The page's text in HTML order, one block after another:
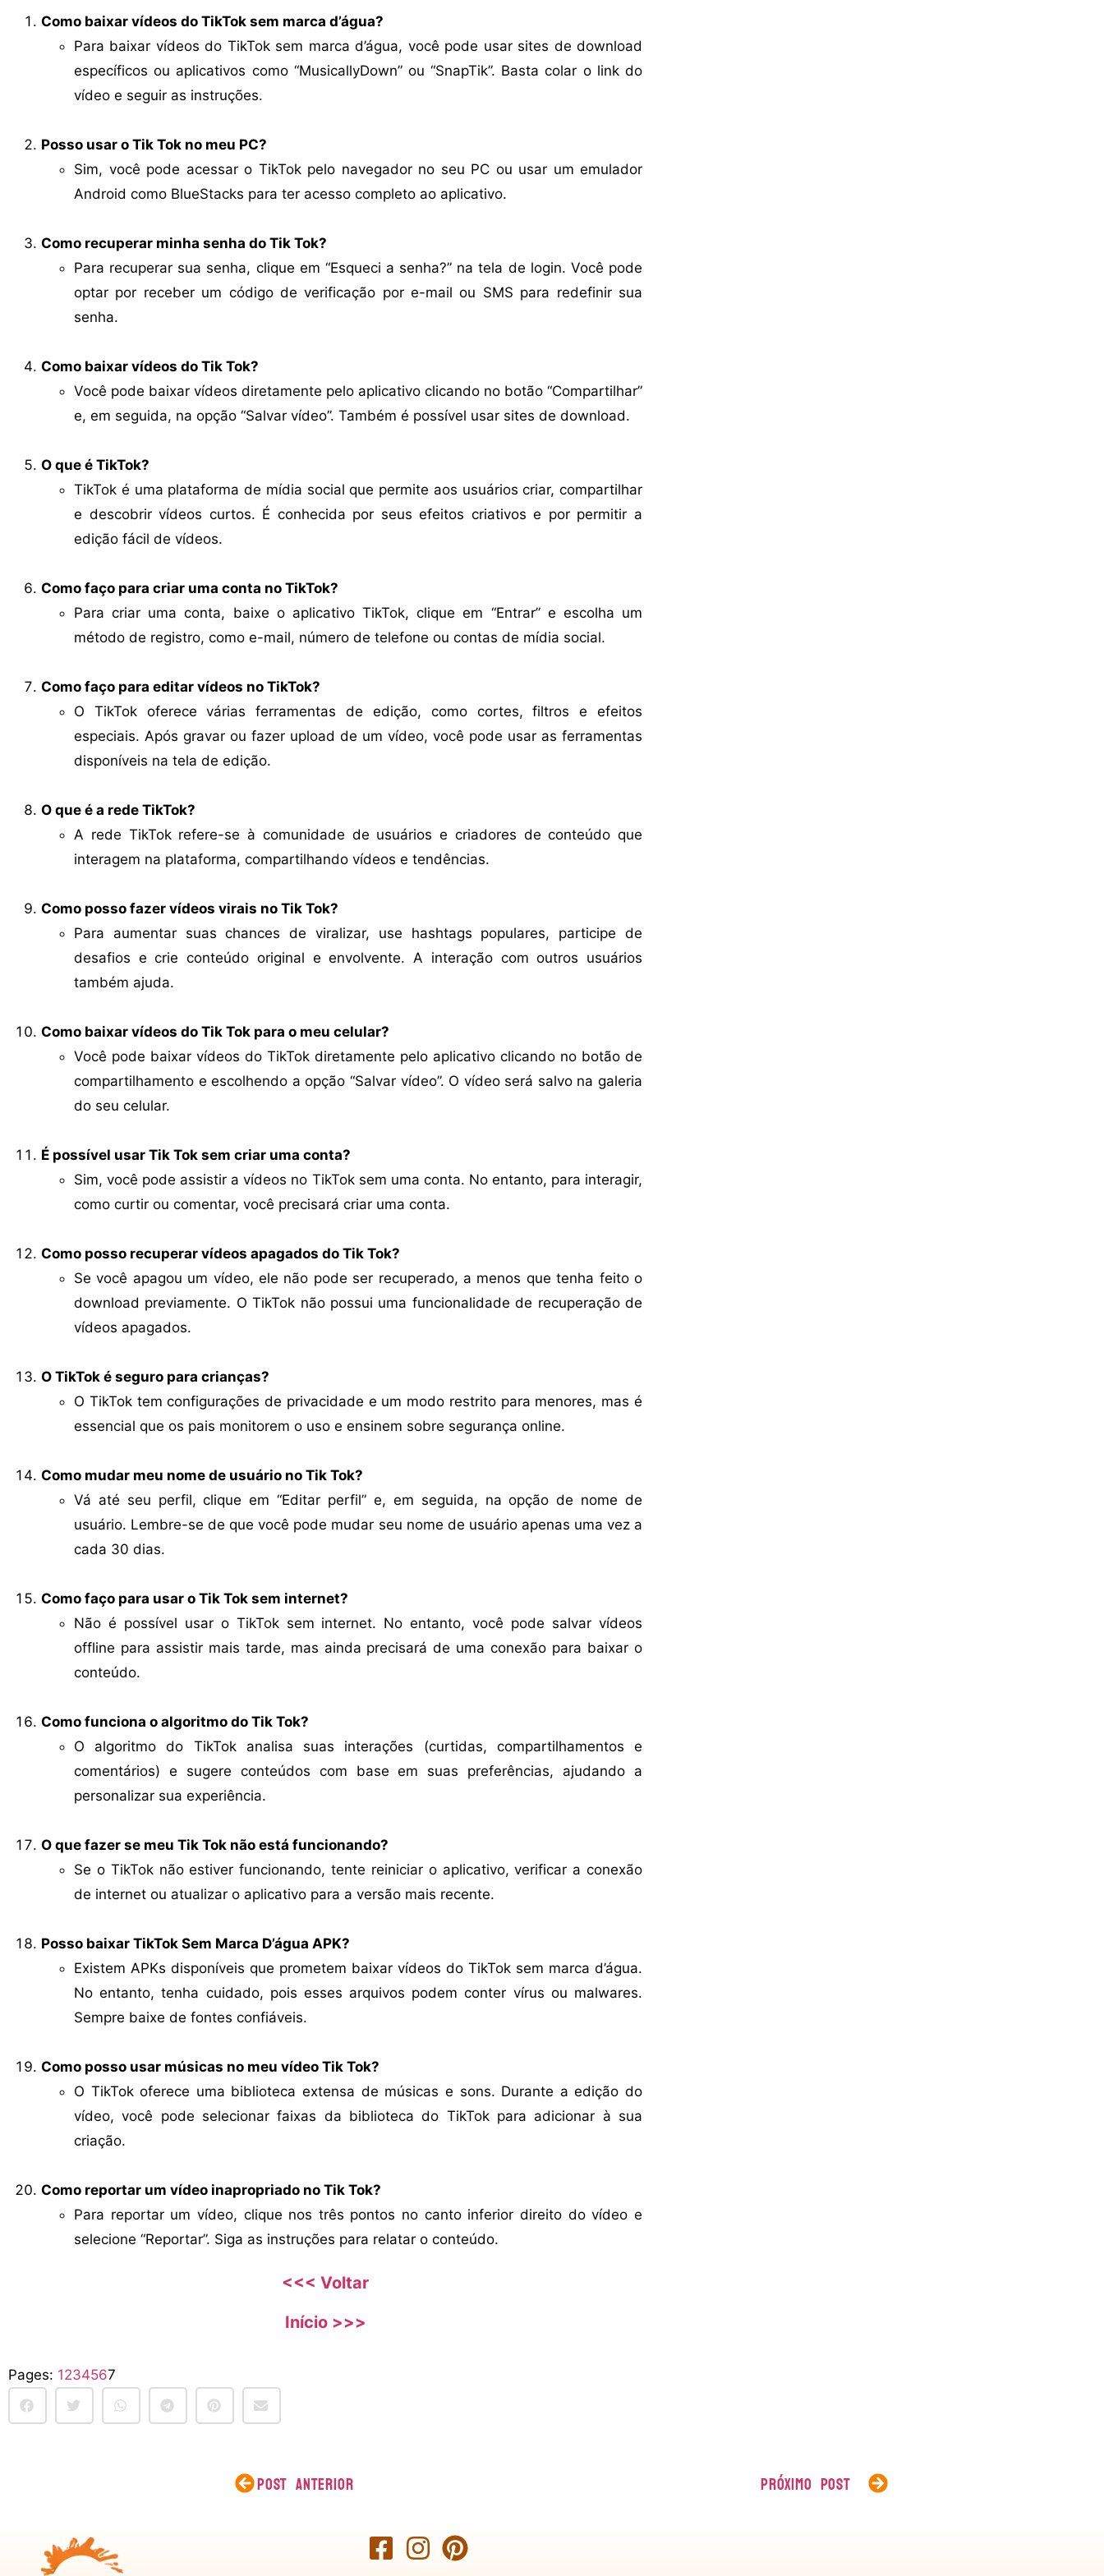
Como baixar vídeos do TikTok sem marca d’água?
Para baixar vídeos do TikTok sem marca d’água, você pode usar sites de download
específicos ou aplicativos como “MusicallyDown” ou “SnapTik”. Basta colar o link do
vídeo e seguir as instruções.
Posso usar o Tik Tok no meu PC?
Sim, você pode acessar o TikTok pelo navegador no seu PC ou usar um emulador
Android como BlueStacks para ter acesso completo ao aplicativo.
Como recuperar minha senha do Tik Tok?
Para recuperar sua senha, clique em “Esqueci a senha?” na tela de login. Você pode
optar por receber um código de verificação por e-mail ou SMS para redefinir sua
senha.
Como baixar vídeos do Tik Tok?
Você pode baixar vídeos diretamente pelo aplicativo clicando no botão “Compartilhar”
e, em seguida, na opção “Salvar vídeo”. Também é possível usar sites de download.
O que é TikTok?
TikTok é uma plataforma de mídia social que permite aos usuários criar, compartilhar
e descobrir vídeos curtos. É conhecida por seus efeitos criativos e por permitir a
edição fácil de vídeos.
Como faço para criar uma conta no TikTok?
Para criar uma conta, baixe o aplicativo TikTok, clique em “Entrar” e escolha um
método de registro, como e-mail, número de telefone ou contas de mídia social.
Como faço para editar vídeos no TikTok?
O TikTok oferece várias ferramentas de edição, como cortes, filtros e efeitos
especiais. Após gravar ou fazer upload de um vídeo, você pode usar as ferramentas
disponíveis na tela de edição.
O que é a rede TikTok?
A rede TikTok refere-se à comunidade de usuários e criadores de conteúdo que
interagem na plataforma, compartilhando vídeos e tendências.
Como posso fazer vídeos virais no Tik Tok?
Para aumentar suas chances de viralizar, use hashtags populares, participe de
desafios e crie conteúdo original e envolvente. A interação com outros usuários
também ajuda.
Como baixar vídeos do Tik Tok para o meu celular?
Você pode baixar vídeos do TikTok diretamente pelo aplicativo clicando no botão de
compartilhamento e escolhendo a opção “Salvar vídeo”. O vídeo será salvo na galeria
do seu celular.
É possível usar Tik Tok sem criar uma conta?
Sim, você pode assistir a vídeos no TikTok sem uma conta. No entanto, para interagir,
como curtir ou comentar, você precisará criar uma conta.
Como posso recuperar vídeos apagados do Tik Tok?
Se você apagou um vídeo, ele não pode ser recuperado, a menos que tenha feito o
download previamente. O TikTok não possui uma funcionalidade de recuperação de
vídeos apagados.
O TikTok é seguro para crianças?
O TikTok tem configurações de privacidade e um modo restrito para menores, mas é
essencial que os pais monitorem o uso e ensinem sobre segurança online.
Como mudar meu nome de usuário no Tik Tok?
Vá até seu perfil, clique em “Editar perfil” e, em seguida, na opção de nome de
usuário. Lembre-se de que você pode mudar seu nome de usuário apenas uma vez a
cada 30 dias.
Como faço para usar o Tik Tok sem internet?
Não é possível usar o TikTok sem internet. No entanto, você pode salvar vídeos
offline para assistir mais tarde, mas ainda precisará de uma conexão para baixar o
conteúdo.
Como funciona o algoritmo do Tik Tok?
O algoritmo do TikTok analisa suas interações (curtidas, compartilhamentos e
comentários) e sugere conteúdos com base em suas preferências, ajudando a
personalizar sua experiência.
O que fazer se meu Tik Tok não está funcionando?
Se o TikTok não estiver funcionando, tente reiniciar o aplicativo, verificar a conexão
de internet ou atualizar o aplicativo para a versão mais recente.
Posso baixar TikTok Sem Marca D’água APK?
Existem APKs disponíveis que prometem baixar vídeos do TikTok sem marca d’água.
No entanto, tenha cuidado, pois esses arquivos podem conter vírus ou malwares.
Sempre baixe de fontes confiáveis.
Como posso usar músicas no meu vídeo Tik Tok?
O TikTok oferece uma biblioteca extensa de músicas e sons. Durante a edição do
vídeo, você pode selecionar faixas da biblioteca do TikTok para adicionar à sua
criação.
Como reportar um vídeo inapropriado no Tik Tok?
Para reportar um vídeo, clique nos três pontos no canto inferior direito do vídeo e
selecione “Reportar”. Siga as instruções para relatar o conteúdo.
<<< Voltar
Início >>>
Pages: 1234567
POST ANTERIOR PRÓXIMO POST